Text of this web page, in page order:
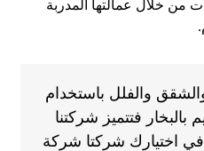
من خلال عمالتها المدربة
والفلل باستخدام
بالبخار فتتميز شركتنا
في اختيارك شركتا شركة